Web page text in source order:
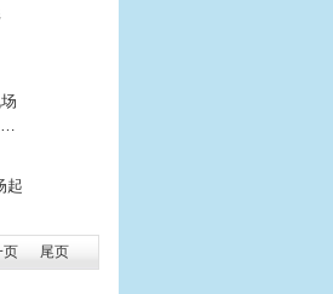
…
起
页 尾页